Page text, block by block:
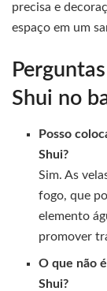
precisa e
espaço em um
Shui no
Posso
Shui?
Sim. As
fogo, que
elemento
promover
O que não
Shui?